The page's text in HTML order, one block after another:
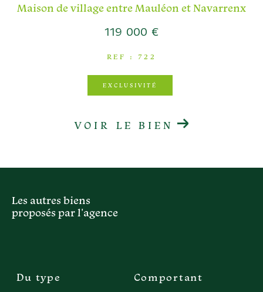
Maison de village entre Mauléon et Navarrenx
119 000 €
REF : 722
EXCLUSIVITÉ
VOIR LE BIEN
Les autres biens
proposés par l'agence
Du type Comportant